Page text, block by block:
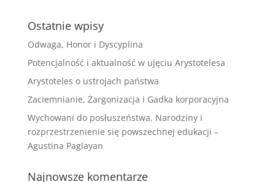
Ostatnie wpisy
Odwaga, Honor i Dyscyplina
Potencjalność i aktualność w ujęciu Arystotelesa
Arystoteles o ustrojach państwa
Zaciemnianie, Żargonizacja i Gadka korporacyjna
Wychowani do posłuszeństwa. Narodziny i
rozprzestrzenienie się powszechnej edukacji –
Agustina Paglayan
Najnowsze komentarze